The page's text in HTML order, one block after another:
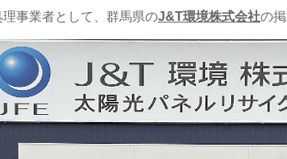
事業者として、群馬県のJ&T環境株式会社の